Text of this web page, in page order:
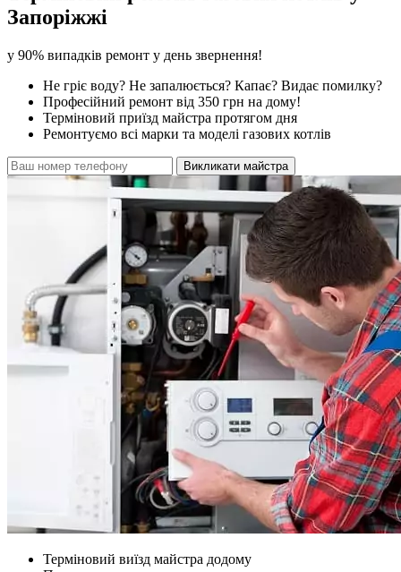
Запоріжжі
у 90% випадків ремонт у день звернення!
Не гріє воду? Не запалюється? Капає? Видає помилку?
Професійний ремонт від 350 грн на дому!
Терміновий приїзд майстра протягом дня
Ремонтуємо всі марки та моделі газових котлів
Викликати майстра
Терміновий виїзд майстра додому